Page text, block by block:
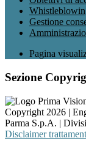
Gestione
Pagina
Sezione
Copyright 2026 |
Parma S.p.A. |
Disclaimer